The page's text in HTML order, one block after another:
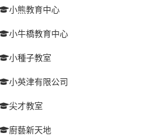
小熊教育中心
小牛橋教育中心
小種子教室
小英津有限公司
尖才教室
廚藝新天地